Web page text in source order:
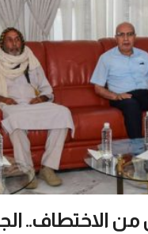
من الاختطاف..